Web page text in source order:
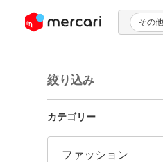
ツにスキップ その他
絞り込み
カテゴリー